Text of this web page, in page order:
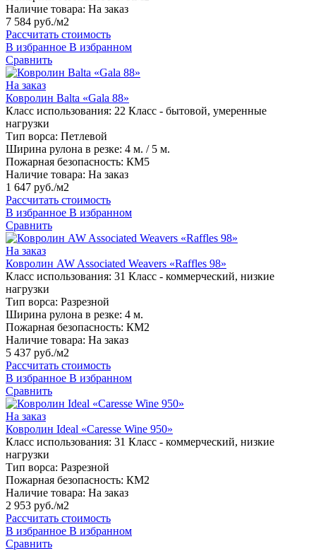
Наличие товара: На заказ
7 584 руб./м2
Рассчитать стоимость
В избранное В избранном
Сравнить
На заказ
Ковролин Balta «Gala 88»
Класс использования: 22 Класс - бытовой, умеренные
нагрузки
Тип ворса: Петлевой
Ширина рулона в резке: 4 м. / 5 м.
Пожарная безопасность: КМ5
Наличие товара: На заказ
1 647 руб./м2
Рассчитать стоимость
В избранное В избранном
Сравнить
На заказ
Ковролин AW Associated Weavers «Raffles 98»
Класс использования: 31 Класс - коммерческий, низкие
нагрузки
Тип ворса: Разрезной
Ширина рулона в резке: 4 м.
Пожарная безопасность: КМ2
Наличие товара: На заказ
5 437 руб./м2
Рассчитать стоимость
В избранное В избранном
Сравнить
На заказ
Ковролин Ideal «Caresse Wine 950»
Класс использования: 31 Класс - коммерческий, низкие
нагрузки
Тип ворса: Разрезной
Пожарная безопасность: КМ2
Наличие товара: На заказ
2 953 руб./м2
Рассчитать стоимость
В избранное В избранном
Сравнить